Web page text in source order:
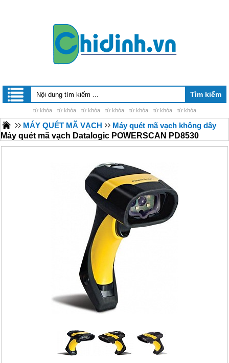
từ khóa từ khóa từ khóa từ khóa từ khóa từ khóa từ khóa
MÁY QUÉT MÃ VẠCH
Máy quét mã vạch không dây
Máy quét mã vạch Datalogic POWERSCAN PD8530